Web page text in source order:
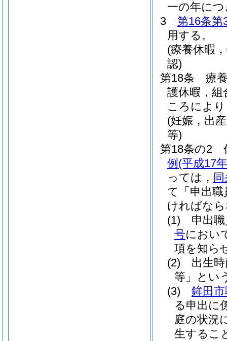
一の年に
3
第16条第
用する。
(療養休暇
認)
第18条
療
護休暇，
ころによ
(妊娠，出
等)
第18条の2
例 (平成17
っては，
て「申出
ければな
(1)
申出
号におい
項を知ら
(2)
出生
等」とい
(3)
鉾田
る申出に
庭の状況
生するこ